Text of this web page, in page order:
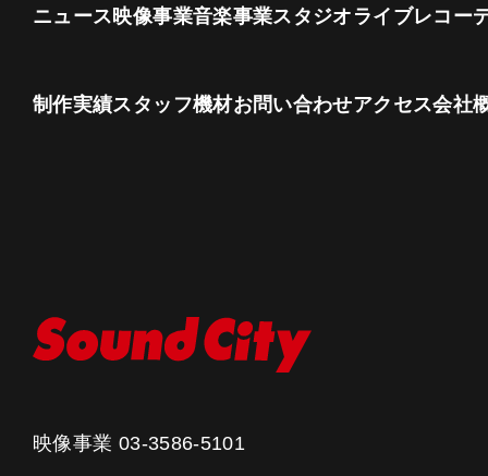
ニュース映像事業音楽事業スタジオ ライブレコー
制作実績スタッフ機材お問い合わせアクセス会社
映像事業 03-3586-5101